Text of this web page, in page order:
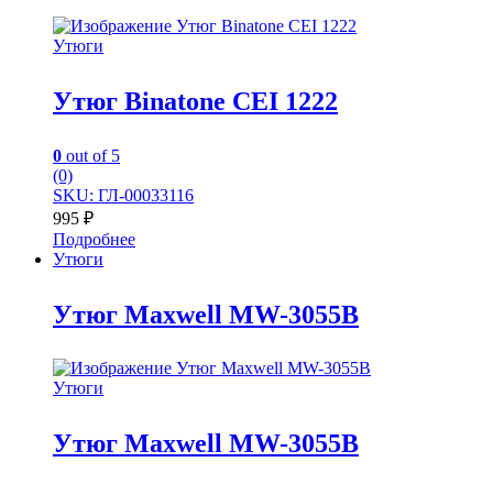
Утюги
Утюг Binatone CEI 1222
0 out of 5
(0)
SKU: ГЛ-00033116
995 ₽
Подробнее
Утюги
Утюг Maxwell MW-3055B
Утюги
Утюг Maxwell MW-3055B